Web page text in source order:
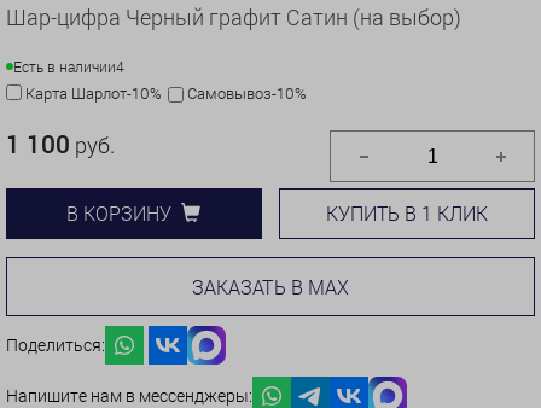
Шар-цифра Черный графит Сатин (на выбор)
Есть в наличии4
Карта Шарлот-10% Самовывоз-10%
1 100 руб.
В КОРЗИНУ КУПИТЬ В 1 КЛИК
ЗАКАЗАТЬ В MAX
Поделиться:
Напишите нам в мессенджеры: